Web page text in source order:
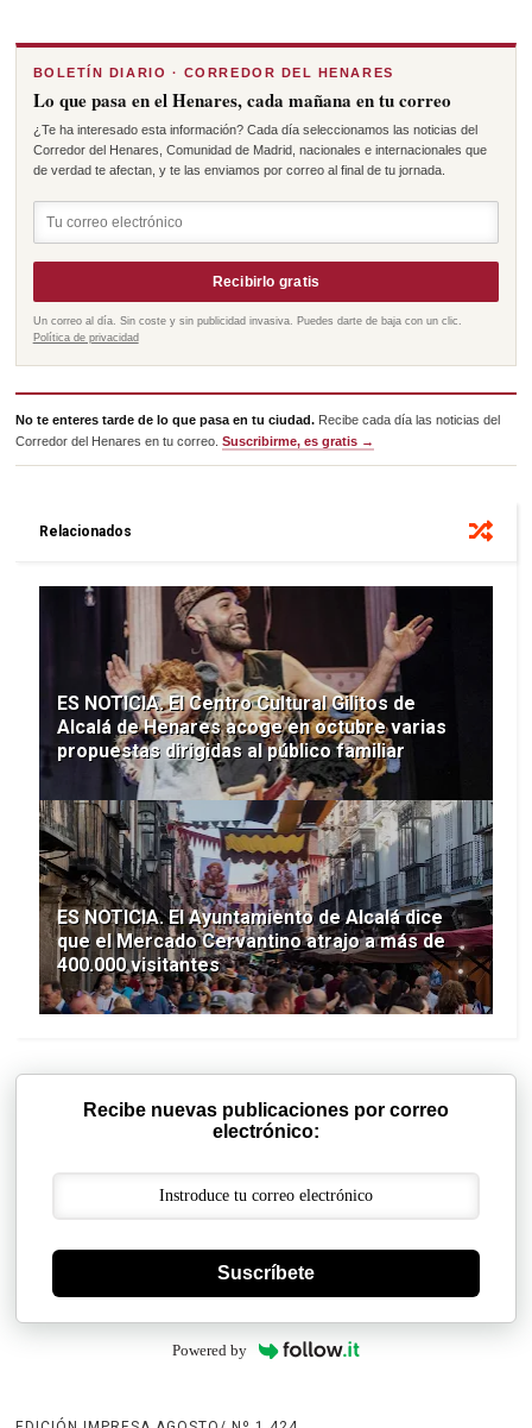
BOLETÍN DIARIO · CORREDOR DEL HENARES
Lo que pasa en el Henares, cada mañana en tu correo
¿Te ha interesado esta información? Cada día seleccionamos las noticias del
Corredor del Henares, Comunidad de Madrid, nacionales e internacionales que
de verdad te afectan, y te las enviamos por correo al final de tu jornada.
Recibirlo gratis
Un correo al día. Sin coste y sin publicidad invasiva. Puedes darte de baja con un clic.
Política de privacidad
No te enteres tarde de lo que pasa en tu ciudad. Recibe cada día las noticias del
Corredor del Henares en tu correo.Suscribirme, es gratis →
Relacionados
ES NOTICIA. El Centro Cultural Gilitos de
Alcalá de Henares acoge en octubre varias
propuestas dirigidas al público familiar
ES NOTICIA. El Ayuntamiento de Alcalá dice
que el Mercado Cervantino atrajo a más de
400.000 visitantes
Recibe nuevas publicaciones por correo
electrónico:
Suscríbete
Powered by